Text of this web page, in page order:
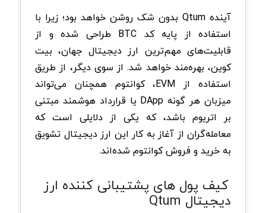
آینده Qtum بدون شک روشن خواهد بود؛ زیرا با
استفاده از پایه کد BTC طراحی شده و از
قابلیت‌های مهم‌ترین ارز دیجیتال جهان، بیت
کوین، بهره‌مند خواهد شد. از سوی دیگر، از طریق
استفاده از EVM، کوانتوم همچنان می‌تواند
میزبان هر گونه DApp یا قرارداد هوشمند مبتنی
بر اتریوم باشد، که یکی از دلایلی است که
معامله‌گران از آغاز به کار این ارز دیجیتال تشویق
به خرید و فروش کوانتوم شده‌اند.
کیف پول های پشتیبانی کننده ارز
دیجیتال Qtum